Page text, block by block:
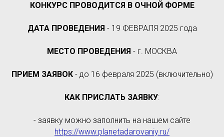
КОНКУРС ПРОВОДИТСЯ В ОЧНОЙ ФОРМЕ
ДАТА ПРОВЕДЕНИЯ - 19 ФЕВРАЛЯ 2025 года
МЕСТО ПРОВЕДЕНИЯ - г. МОСКВА
ПРИЕМ ЗАЯВОК- до 16 февраля 2025 (включительно)
КАК ПРИСЛАТЬ ЗАЯВКУ:
- заявку можно заполнить на нашем сайте
https://www.planetadarovaniy.ru/